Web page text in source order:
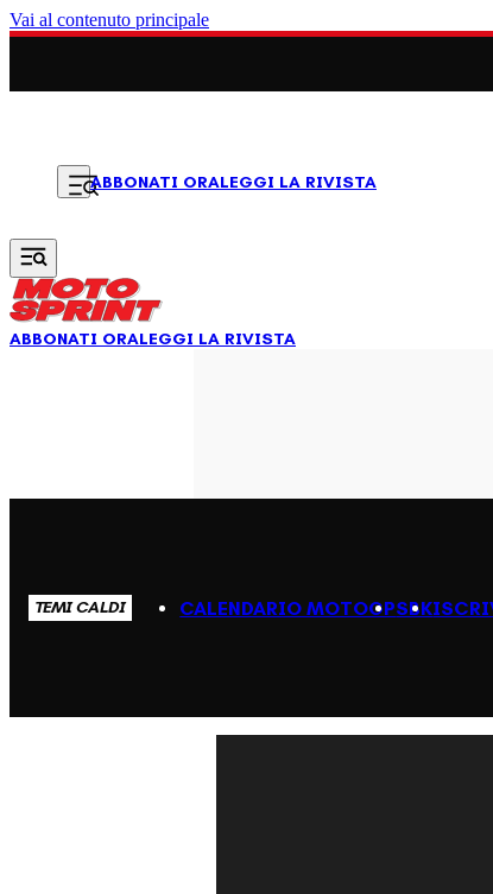
Vai al contenuto principale
ABBONATI ORALEGGI LA RIVISTA
ABBONATI ORALEGGI LA RIVISTA
TEMI CALDI CALENDARIO MOTOGPSBK